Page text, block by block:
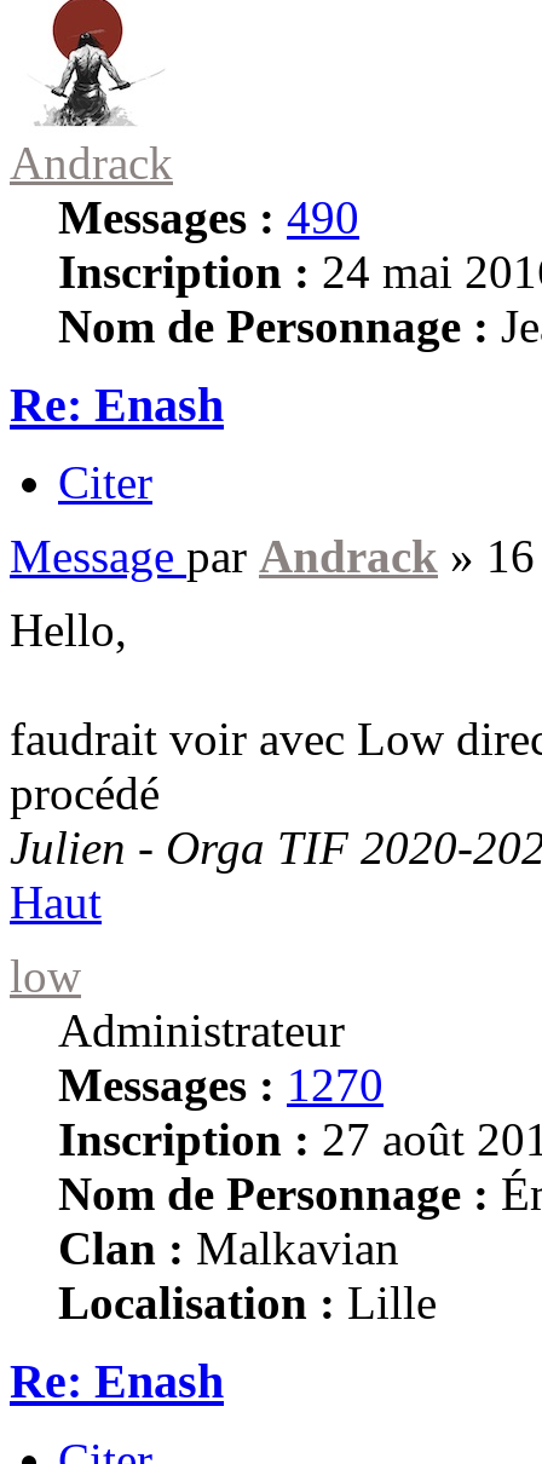
Andrack
Messages : 490
Inscription : 24 mai
Nom de Personnage :
Re: Enash
Citer
Message par Andrack »
Hello,
faudrait voir avec Low
procédé
Julien - Orga TIF 2020-
Haut
low
Administrateur
Messages : 1270
Inscription : 27 août
Nom de Personnage :
Clan : Malkavian
Localisation : Lille
Re: Enash